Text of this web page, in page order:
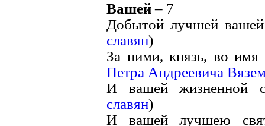
Вашей– 7
Добытой лучшей
славян)
За ними, князь, во
Петра Андреевича
И вашей жизненной
славян)
И вашей лучшею